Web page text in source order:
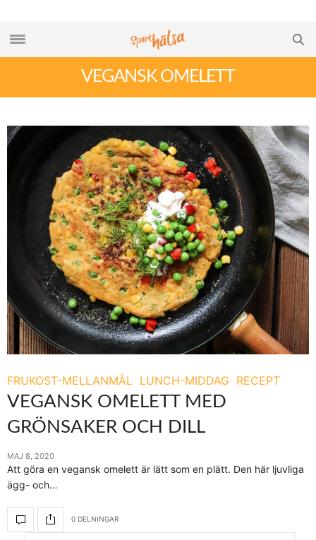
VEGANSK OMELETT
FRUKOST-MELLANMÅL LUNCH-MIDDAG RECEPT
VEGANSK OMELETT MED
GRÖNSAKER OCH DILL
MAJ 8, 2020
Att göra en vegansk omelett är lätt som en plätt. Den här ljuvliga
ägg- och…
0 DELNINGAR